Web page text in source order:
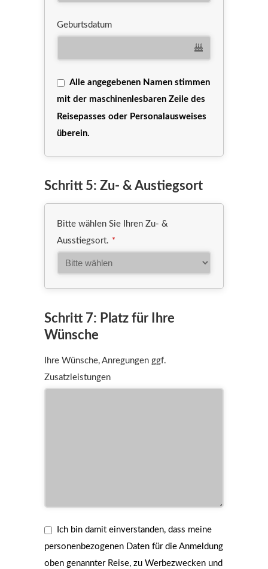
Geburtsdatum
Alle angegebenen Namen stimmen
mit der maschinenlesbaren Zeile des
Reisepasses oder Personalausweises
überein.
URL *
Schritt 5: Zu- & Austiegsort
Bitte wählen Sie Ihren Zu- &
Ausstiegsort. *
Schritt 7: Platz für Ihre
Wünsche
Ihre Wünsche, Anregungen ggf.
Zusatzleistungen
Ich bin damit einverstanden, dass meine
personenbezogenen Daten für die Anmeldung
oben genannter Reise, zu Werbezwecken und